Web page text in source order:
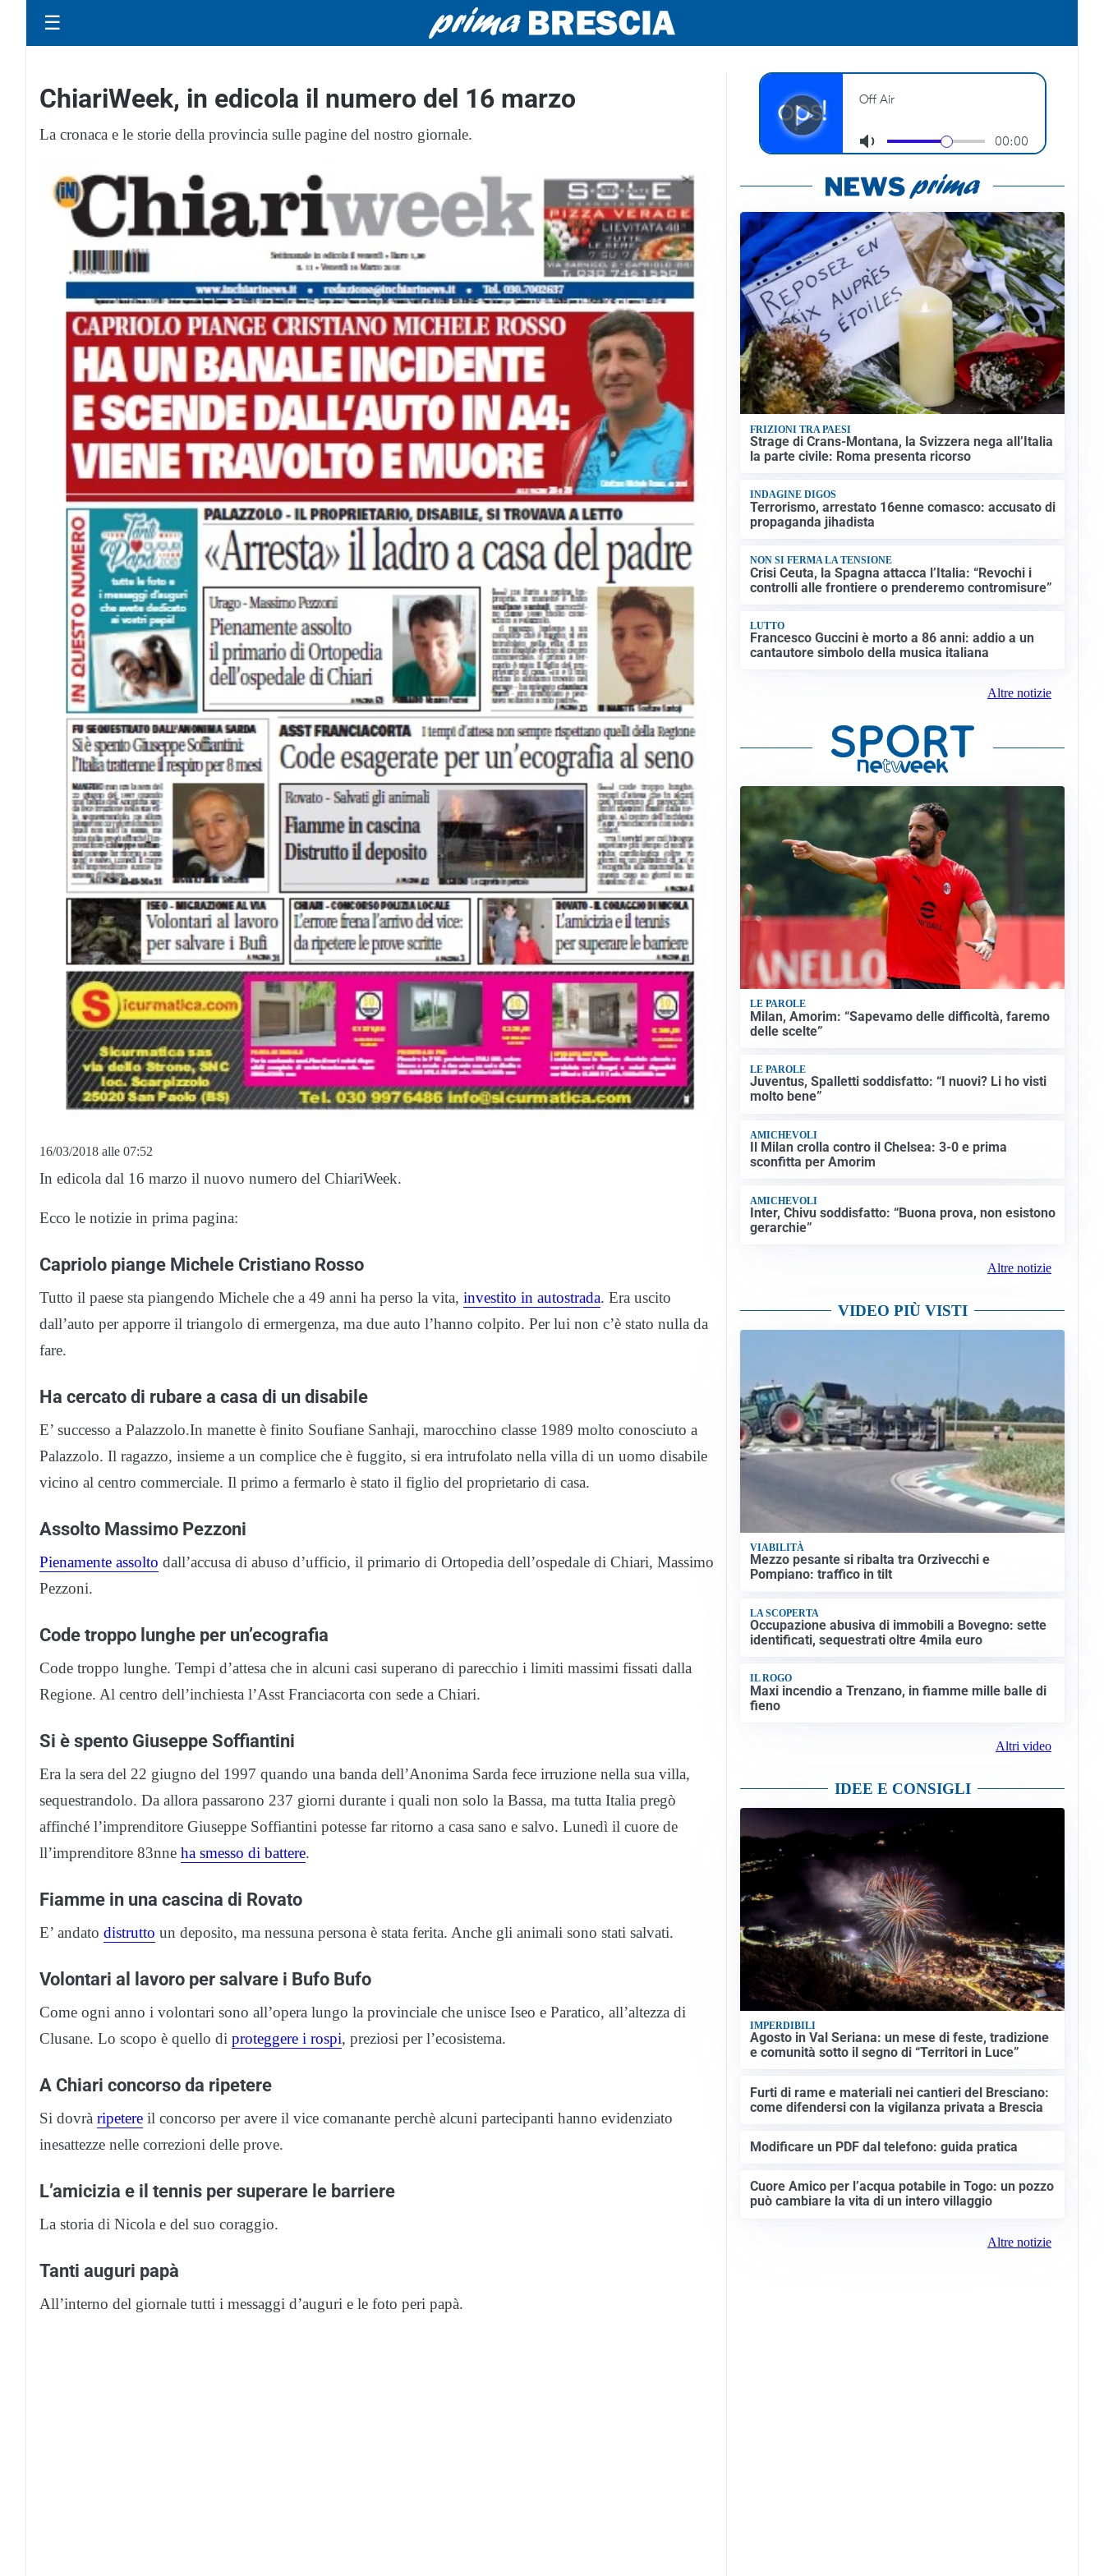
☰
ChiariWeek, in edicola il numero del 16 marzo
La cronaca e le storie della provincia sulle pagine del nostro giornale.
16/03/2018 alle 07:52
In edicola dal 16 marzo il nuovo numero del ChiariWeek.
Ecco le notizie in prima pagina:
Capriolo piange Michele Cristiano Rosso
Tutto il paese sta piangendo Michele che a 49 anni ha perso la vita, investito in autostrada. Era uscito
dall’auto per apporre il triangolo di ermergenza, ma due auto l’hanno colpito. Per lui non c’è stato nulla da
fare.
Ha cercato di rubare a casa di un disabile
E’ successo a Palazzolo.In manette è finito Soufiane Sanhaji, marocchino classe 1989 molto conosciuto a
Palazzolo. Il ragazzo, insieme a un complice che è fuggito, si era intrufolato nella villa di un uomo disabile
vicino al centro commerciale. Il primo a fermarlo è stato il figlio del proprietario di casa.
Assolto Massimo Pezzoni
Pienamente assolto dall’accusa di abuso d’ufficio, il primario di Ortopedia dell’ospedale di Chiari, Massimo
Pezzoni.
Code troppo lunghe per un’ecografia
Code troppo lunghe. Tempi d’attesa che in alcuni casi superano di parecchio i limiti massimi fissati dalla
Regione. Al centro dell’inchiesta l’Asst Franciacorta con sede a Chiari.
Si è spento Giuseppe Soffiantini
Era la sera del 22 giugno del 1997 quando una banda dell’Anonima Sarda fece irruzione nella sua villa,
sequestrandolo. Da allora passarono 237 giorni durante i quali non solo la Bassa, ma tutta Italia pregò
affinché l’imprenditore Giuseppe Soffiantini potesse far ritorno a casa sano e salvo. Lunedì il cuore de
ll’imprenditore 83nne ha smesso di battere.
Fiamme in una cascina di Rovato
E’ andato distrutto un deposito, ma nessuna persona è stata ferita. Anche gli animali sono stati salvati.
Volontari al lavoro per salvare i Bufo Bufo
Come ogni anno i volontari sono all’opera lungo la provinciale che unisce Iseo e Paratico, all’altezza di
Clusane. Lo scopo è quello di proteggere i rospi, preziosi per l’ecosistema.
A Chiari concorso da ripetere
Si dovrà ripetere il concorso per avere il vice comanante perchè alcuni partecipanti hanno evidenziato
inesattezze nelle correzioni delle prove.
L’amicizia e il tennis per superare le barriere
La storia di Nicola e del suo coraggio.
Tanti auguri papà
All’interno del giornale tutti i messaggi d’auguri e le foto peri papà.
FRIZIONI TRA PAESI
Strage di Crans-Montana, la Svizzera nega all’Italia
la parte civile: Roma presenta ricorso
INDAGINE DIGOS
Terrorismo, arrestato 16enne comasco: accusato di
propaganda jihadista
NON SI FERMA LA TENSIONE
Crisi Ceuta, la Spagna attacca l’Italia: “Revochi i
controlli alle frontiere o prenderemo contromisure”
LUTTO
Francesco Guccini è morto a 86 anni: addio a un
cantautore simbolo della musica italiana
Altre notizie
LE PAROLE
Milan, Amorim: “Sapevamo delle difficoltà, faremo
delle scelte”
LE PAROLE
Juventus, Spalletti soddisfatto: “I nuovi? Li ho visti
molto bene”
AMICHEVOLI
Il Milan crolla contro il Chelsea: 3-0 e prima
sconfitta per Amorim
AMICHEVOLI
Inter, Chivu soddisfatto: “Buona prova, non esistono
gerarchie”
Altre notizie
VIDEO PIÙ VISTI
VIABILITÀ
Mezzo pesante si ribalta tra Orzivecchi e
Pompiano: traffico in tilt
LA SCOPERTA
Occupazione abusiva di immobili a Bovegno: sette
identificati, sequestrati oltre 4mila euro
IL ROGO
Maxi incendio a Trenzano, in fiamme mille balle di
fieno
Altri video
IDEE E CONSIGLI
IMPERDIBILI
Agosto in Val Seriana: un mese di feste, tradizione
e comunità sotto il segno di “Territori in Luce”
Furti di rame e materiali nei cantieri del Bresciano:
come difendersi con la vigilanza privata a Brescia
Modificare un PDF dal telefono: guida pratica
Cuore Amico per l’acqua potabile in Togo: un pozzo
può cambiare la vita di un intero villaggio
Altre notizie